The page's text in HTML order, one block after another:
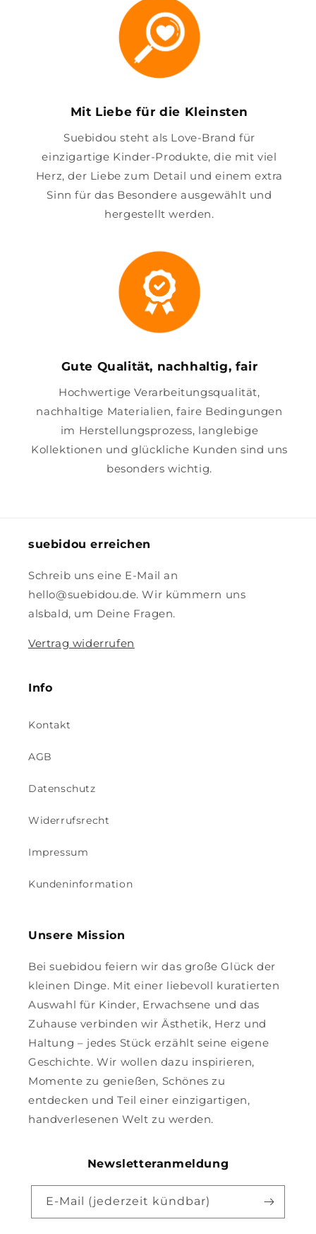
Mit Liebe für die Kleinsten
Suebidou steht als Love-Brand für
einzigartige Kinder-Produkte, die mit viel
Herz, der Liebe zum Detail und einem extra
Sinn für das Besondere ausgewählt und
hergestellt werden.
Gute Qualität, nachhaltig, fair
Hochwertige Verarbeitungsqualität,
nachhaltige Materialien, faire Bedingungen
im Herstellungsprozess, langlebige
Kollektionen und glückliche Kunden sind uns
besonders wichtig.
suebidou erreichen
Schreib uns eine E-Mail an
hello@suebidou.de. Wir kümmern uns
alsbald, um Deine Fragen.
Vertrag widerrufen
Info
Kontakt
AGB
Datenschutz
Widerrufsrecht
Impressum
Kundeninformation
Unsere Mission
Bei suebidou feiern wir das große Glück der
kleinen Dinge. Mit einer liebevoll kuratierten
Auswahl für Kinder, Erwachsene und das
Zuhause verbinden wir Ästhetik, Herz und
Haltung – jedes Stück erzählt seine eigene
Geschichte. Wir wollen dazu inspirieren,
Momente zu genießen, Schönes zu
entdecken und Teil einer einzigartigen,
handverlesenen Welt zu werden.
Newsletteranmeldung
E-Mail (jederzeit kündbar)